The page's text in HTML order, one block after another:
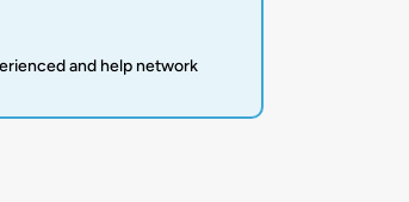
and help network